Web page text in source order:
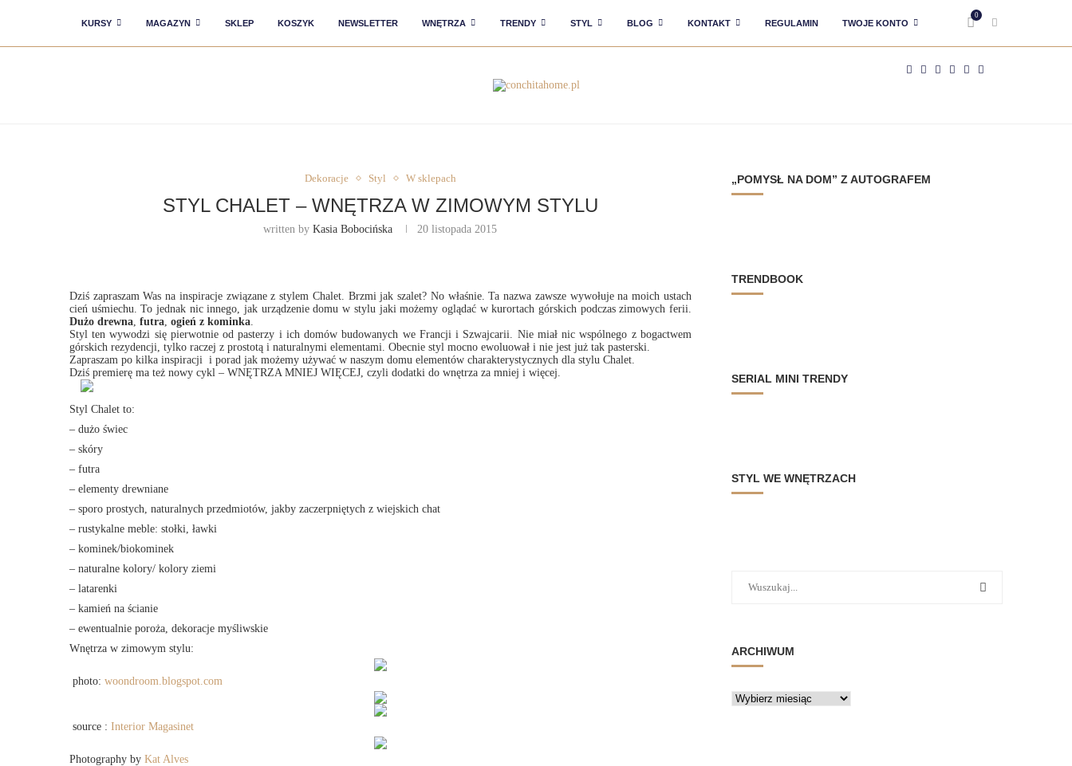
KURSY MAGAZYN SKLEP KOSZYK NEWSLETTER WNĘTRZA TRENDY STYL BLOG KONTAKT REGULAMIN TWOJE KONTO
0
Dekoracje Styl W sklepach
STYL CHALET – WNĘTRZA W ZIMOWYM STYLU
written byKasia Bobocińska 20 listopada 2015
Dziś zapraszam Was na inspiracje związane z stylem Chalet. Brzmi jak szalet? No właśnie. Ta nazwa zawsze wywołuje na moich ustach
cień uśmiechu. To jednak nic innego, jak urządzenie domu w stylu jaki możemy oglądać w kurortach górskich podczas zimowych ferii.
Dużo drewna, futra, ogień z kominka.
Styl ten wywodzi się pierwotnie od pasterzy i ich domów budowanych we Francji i Szwajcarii. Nie miał nic wspólnego z bogactwem
górskich rezydencji, tylko raczej z prostotą i naturalnymi elementami. Obecnie styl mocno ewoluował i nie jest już tak pasterski.
Zapraszam po kilka inspiracji i porad jak możemy używać w naszym domu elementów charakterystycznych dla stylu Chalet.
Dziś premierę ma też nowy cykl – WNĘTRZA MNIEJ WIĘCEJ, czyli dodatki do wnętrza za mniej i więcej.
Styl Chalet to:
– dużo świec
– skóry
– futra
– elementy drewniane
– sporo prostych, naturalnych przedmiotów, jakby zaczerpniętych z wiejskich chat
– rustykalne meble: stołki, ławki
– kominek/biokominek
– naturalne kolory/ kolory ziemi
– latarenki
– kamień na ścianie
– ewentualnie poroża, dekoracje myśliwskie
Wnętrza w zimowym stylu:
photo: woondroom.blogspot.com
source : Interior Magasinet
Photography by Kat Alves
„POMYSŁ NA DOM” Z AUTOGRAFEM
TRENDBOOK
SERIAL MINI TRENDY
STYL WE WNĘTRZACH
ARCHIWUM